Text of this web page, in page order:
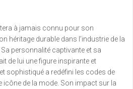
à jamais connu pour son
héritage durable dans l’industrie de la
personnalité captivante et sa
de lui une figure inspirante et
sophistiqué a redéfini les codes de
icône de la mode. Son impact sur la